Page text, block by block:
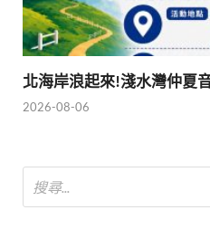
北海岸浪起來!淺水灣仲夏
2026-08-06